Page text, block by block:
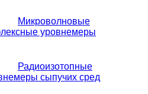
Микроволновые
уровнемеры
Радиоизотопные
сыпучих сред